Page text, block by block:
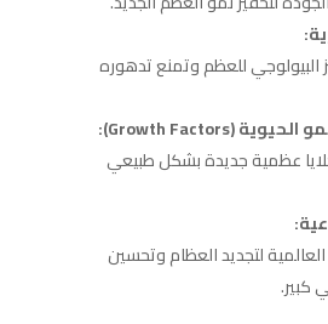
البيولوجي للعظم وتمنع تدهوره
الحيوية (Growth Factors):
عظمية جديدة بشكل طبيعي
لتجديد العظام وتحسين
كبير.